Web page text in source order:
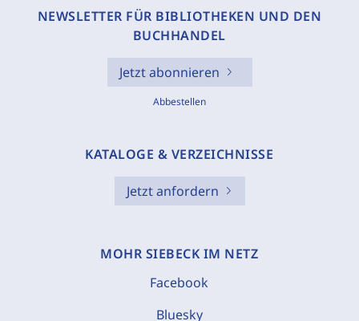
NEWSLETTER FÜR BIBLIOTHEKEN UND DEN
BUCHHANDEL
Jetzt abonnieren
Abbestellen
KATALOGE & VERZEICHNISSE
Jetzt anfordern
MOHR SIEBECK IM NETZ
Facebook
Bluesky